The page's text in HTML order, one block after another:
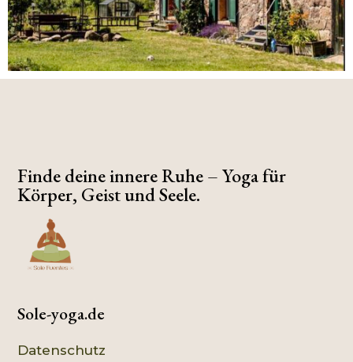
Finde deine innere Ruhe – Yoga für
Körper, Geist und Seele.
Sole-yoga.de
Datenschutz